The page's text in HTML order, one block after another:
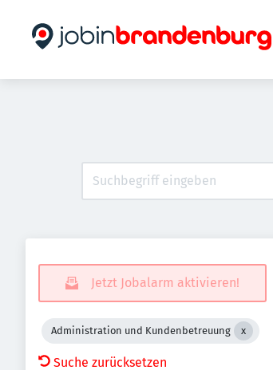
Jetzt Jobalarm aktivieren!
Administration und Kundenbetreuung
Suche zurücksetzen